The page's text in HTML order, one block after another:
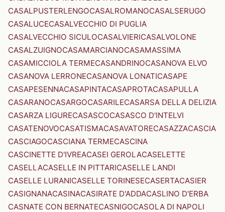
CASALPUSTERLENGOCASALROMANOCASALSERUGO
CASALUCECASALVECCHIO DI PUGLIA
CASALVECCHIO SICULOCASALVIERICASALVOLONE
CASALZUIGNOCASAMARCIANOCASAMASSIMA
CASAMICCIOLA TERMECASANDRINOCASANOVA ELVO
CASANOVA LERRONECASANOVA LONATICASAPE
CASAPESENNACASAPINTACASAPROTACASAPULLA
CASARANOCASARGOCASARILECASARSA DELLA DELIZIA
CASARZA LIGURECASASCOCASASCO D'INTELVI
CASATENOVOCASATISMACASAVATORECASAZZACASCIA
CASCIAGOCASCIANA TERMECASCINA
CASCINETTE D'IVREACASEI GEROLACASELETTE
CASELLACASELLE IN PITTARICASELLE LANDI
CASELLE LURANICASELLE TORINESECASERTACASIER
CASIGNANACASINACASIRATE D'ADDACASLINO D'ERBA
CASNATE CON BERNATECASNIGOCASOLA DI NAPOLI